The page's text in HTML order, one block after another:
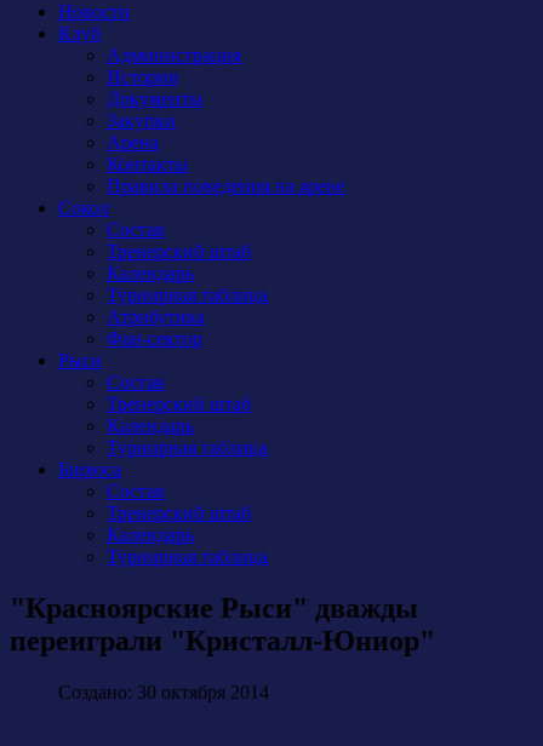
Новости
Клуб
Администрация
История
Документы
Закупки
Арена
Контакты
Правила поведения на арене
Сокол
Состав
Тренерский штаб
Календарь
Турнирная таблица
Атрибутика
Фан-сектор
Рыси
Состав
Тренерский штаб
Календарь
Турнирная таблица
Бирюса
Состав
Тренерский штаб
Календарь
Турнирная таблица
"Красноярские Рыси" дважды
переиграли "Кристалл-Юниор"
Создано: 30 октября 2014